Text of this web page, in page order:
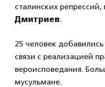
сталинских
Дмитриев.
25 человек
связи с реализацией
вероисповедания.
мусульмане.